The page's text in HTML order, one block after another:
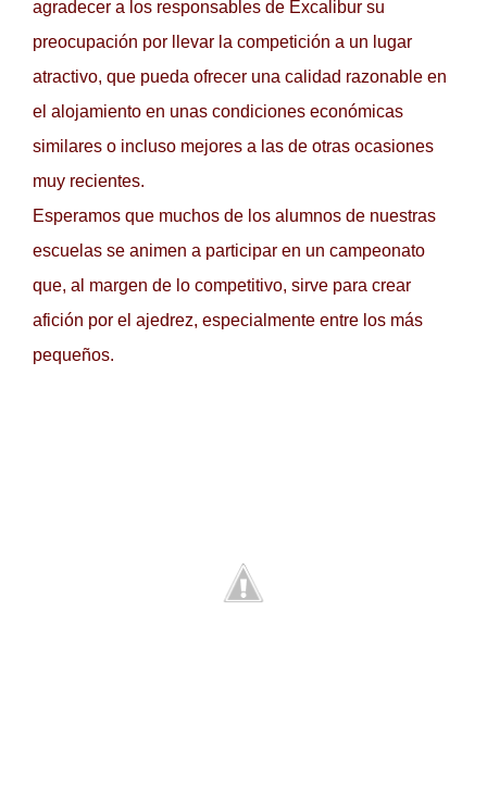
agradecer a los responsables de Excalibur su
preocupación por llevar la competición a un lugar
atractivo, que pueda ofrecer una calidad razonable en
el alojamiento en unas condiciones económicas
similares o incluso mejores a las de otras ocasiones
muy recientes.
Esperamos que muchos de los alumnos de nuestras
escuelas se animen a participar en un campeonato
que, al margen de lo competitivo, sirve para crear
afición por el ajedrez, especialmente entre los más
pequeños.